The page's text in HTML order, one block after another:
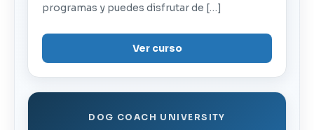
programas y puedes disfrutar de […]
Ver curso
DOG COACH UNIVERSITY